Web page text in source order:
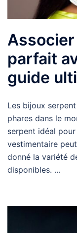
parfait
guide
Les bijoux
phares dans le
serpent idéal
vestimentaire
donné la variété
disponibles. …